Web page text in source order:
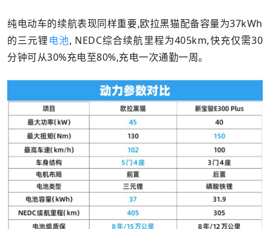
纯电动车的续航表现同样重要,欧拉黑猫配备容量为37kWh
的三元锂电池, NEDC综合续航里程为405km,快充仅需30
分钟可从30%充电至80%,充电一次通勤一周。